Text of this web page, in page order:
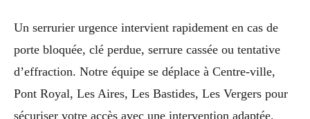
Un serrurier urgence intervient rapidement en cas de
porte bloquée, clé perdue, serrure cassée ou tentative
d’effraction. Notre équipe se déplace à Centre-ville,
Pont Royal, Les Aires, Les Bastides, Les Vergers pour
sécuriser votre accès avec une intervention adaptée.